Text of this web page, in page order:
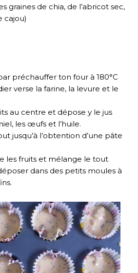
graines de chia, de l’abricot sec,
cajou)
préchauffer ton four à 180°C
verse la farine, la levure et le
au centre et dépose y le jus
les œufs et l’huile.
jusqu’à l’obtention d’une pâte
les fruits et mélange le tout
dans des petits moules à